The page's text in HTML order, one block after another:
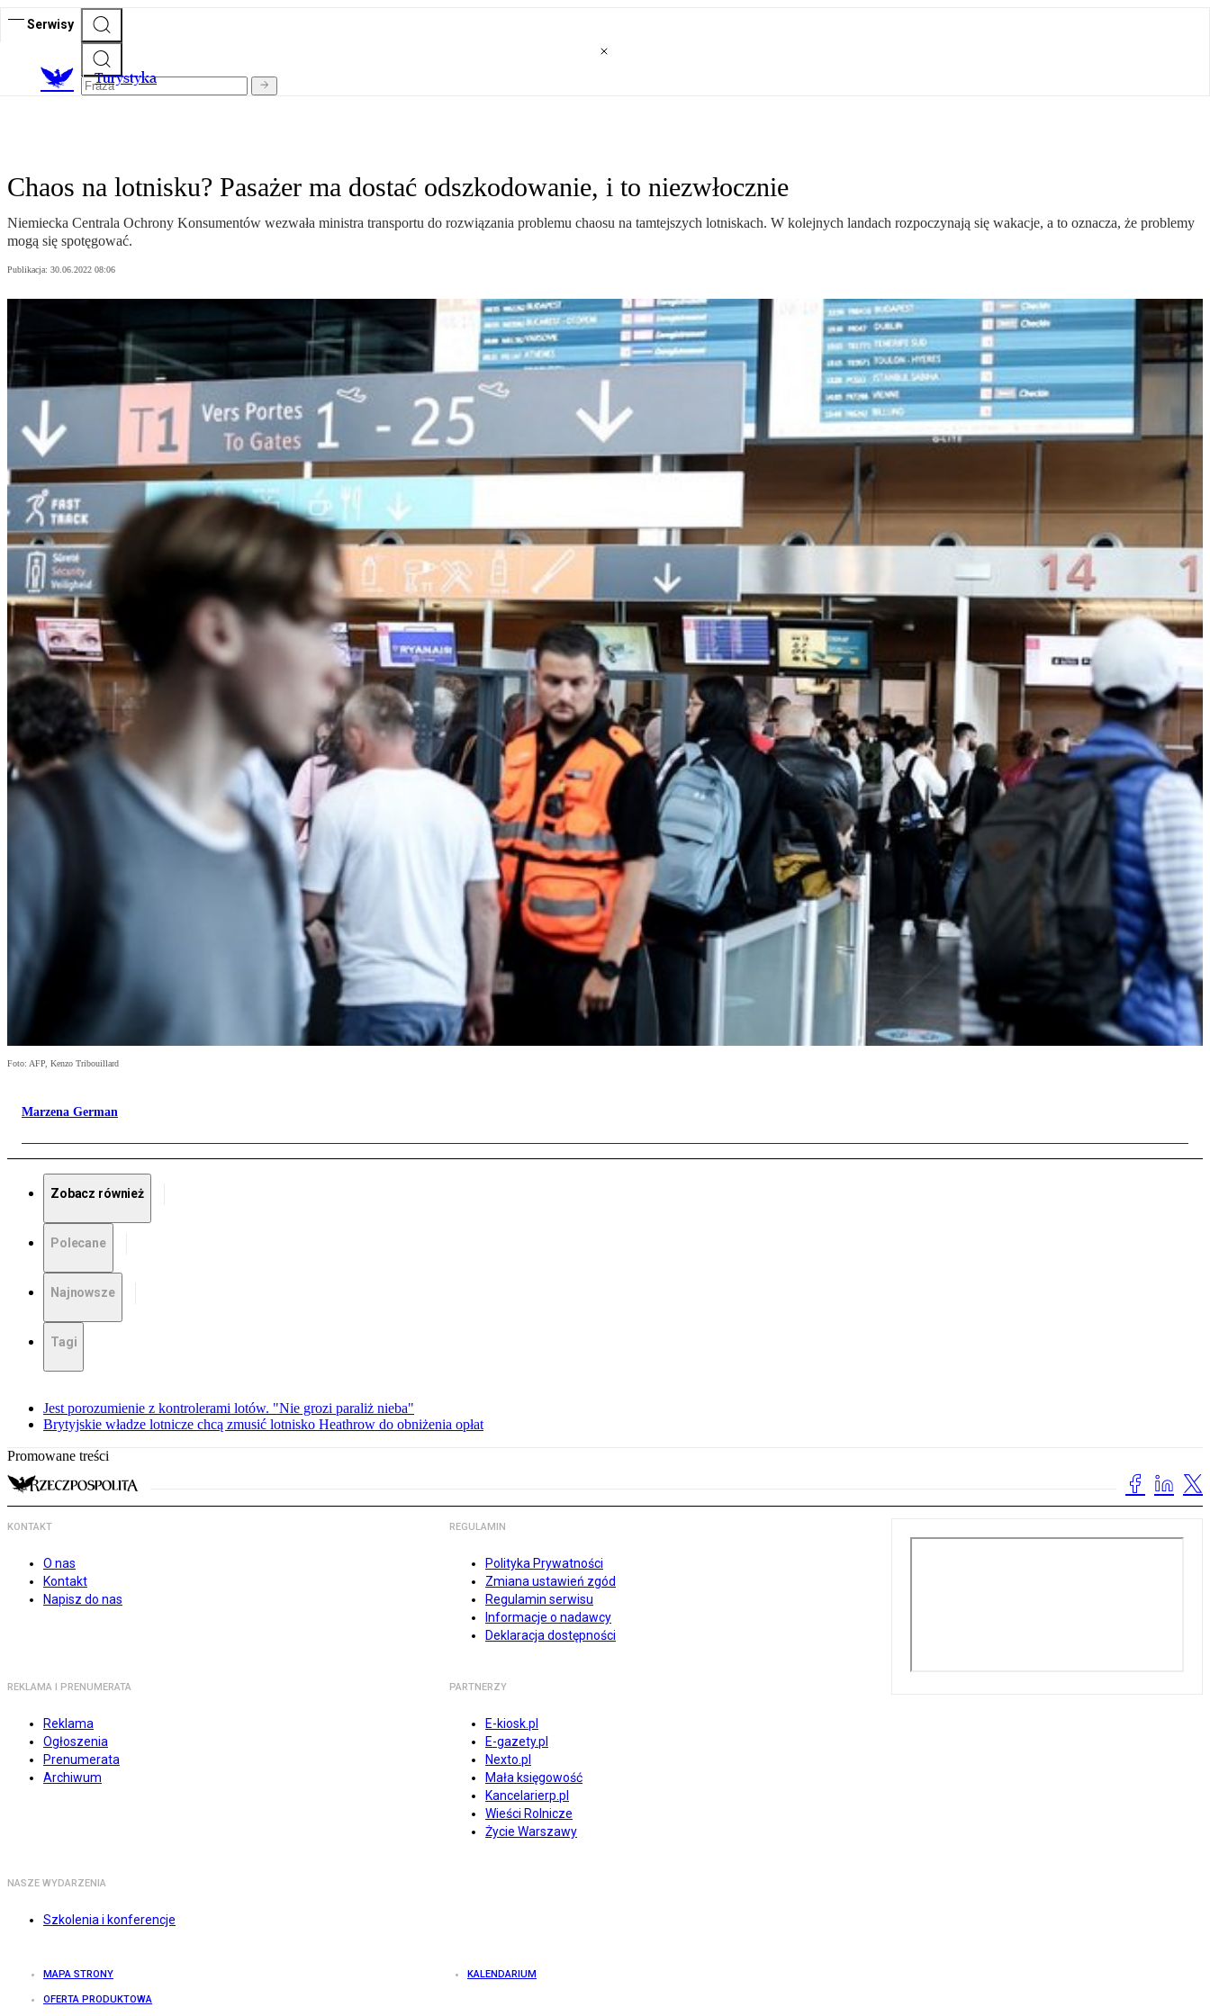
Serwisy
Turystyka
Chaos na lotnisku? Pasażer ma dostać odszkodowanie, i to niezwłocznie
Niemiecka Centrala Ochrony Konsumentów wezwała ministra transportu do rozwiązania problemu chaosu na tamtejszych lotniskach. W kolejnych landach rozpoczynają się wakacje, a to oznacza, że problemy
mogą się spotęgować.
Publikacja: 30.06.2022 08:06
Foto: AFP, Kenzo Tribouillard
Marzena German
Zobacz również
Polecane
Najnowsze
Tagi
Jest porozumienie z kontrolerami lotów. "Nie grozi paraliż nieba"
Brytyjskie władze lotnicze chcą zmusić lotnisko Heathrow do obniżenia opłat
Promowane treści
KONTAKT
O nas
Kontakt
Napisz do nas
REGULAMIN
Polityka Prywatności
Zmiana ustawień zgód
Regulamin serwisu
Informacje o nadawcy
Deklaracja dostępności
REKLAMA I PRENUMERATA
Reklama
Ogłoszenia
Prenumerata
Archiwum
PARTNERZY
E-kiosk.pl
E-gazety.pl
Nexto.pl
Mała księgowość
Kancelarierp.pl
Wieści Rolnicze
Życie Warszawy
NASZE WYDARZENIA
Szkolenia i konferencje
MAPA STRONY KALENDARIUM
OFERTA PRODUKTOWA